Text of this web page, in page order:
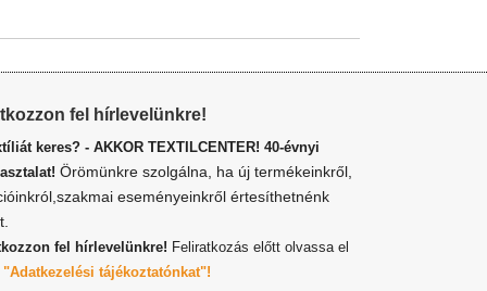
fel hírlevelünkre!
keres? - AKKOR TEXTILCENTER! 40-évnyi
Örömünkre szolgálna, ha új termékeinkről,
eseményeinkről értesíthetnénk
fel hírlevelünkre! Feliratkozás előtt olvassa el
"Adatkezelési tájékoztatónkat"!